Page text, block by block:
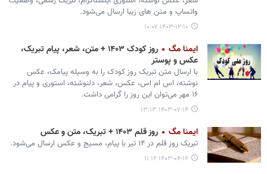
واتساپ و متن های زیبا ارسال می‌شود.
۱۴۰۳-۱۲-۱۰ ۱۰:۰۷
ایمنا مگ
روز کودک ۱۴۰۳ + متن، شعر، پیام تبریک،
عکس و پوستر
با ارسال متن تبریک روز کودک را به وسیله پیامک، عکس
نوشته، اس ام اس، عکس، شعر، دلنوشته، استوری و پیام در
۱۶ مهر می‌توان این روز را گرامی داشت.
۱۴۰۳-۰۷-۱۴ ۱۳:۱۳
ایمنا مگ روز قلم ۱۴۰۳ + تبریک، متن و عکس
تبریک روز قلم در ۱۴ تیر با پیام، مسیج و عکس ارسال می‌شود.
۱۴۰۳-۰۴-۱۴ ۱۱:۱۲